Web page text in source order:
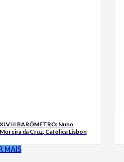
XLVIII BARÓMETRO: Nuno
Moreira da Cruz, Católica Lisbon
MAIS